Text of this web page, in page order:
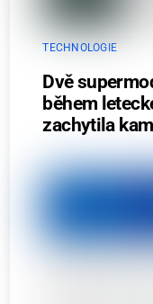
TECHNOLOGIE
Dvě
během
zachytila